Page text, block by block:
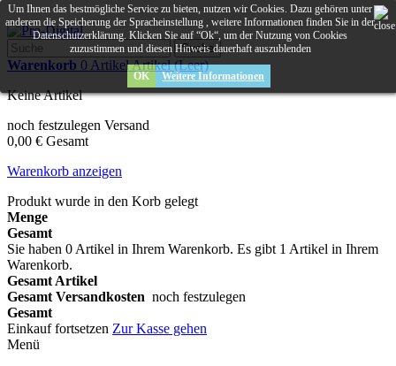
Suche
Warenkorb 0 ArtikelArtikel (Leer)
Keine Artikel
noch festzulegen Versand
0,00 € Gesamt
Warenkorb anzeigen
Produkt wurde in den Korb gelegt
Menge
Gesamt
Sie haben 0 Artikel in Ihrem Warenkorb. Es gibt 1 Artikel in Ihrem
Warenkorb.
Gesamt Artikel
Gesamt Versandkosten noch festzulegen
Gesamt
Einkauf fortsetzen Zur Kasse gehen
Menü
Um Ihnen das bestmögliche Service zu bieten, nutzen wir Cookies. Dazu gehören unter
anderem die Speicherung der Spracheinstellung , weitere Informationen finden Sie in der
Datenschutzerklärung. Klicken Sie auf “Ok“, um der Nutzung von Cookies
zuzustimmen und diesen Hinweis dauerhaft auszublenden
OK Weitere Informationen